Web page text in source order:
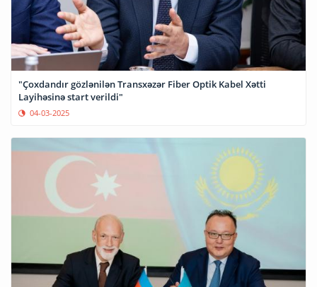
"Çoxdandır gözlənilən Transxəzər Fiber Optik Kabel Xətti
Layihəsinə start verildi"
04-03-2025